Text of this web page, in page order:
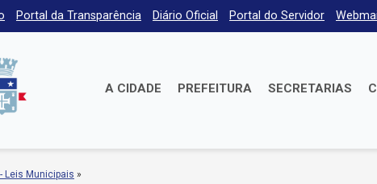
Portal da Transparência Diário Oficial Portal do Servidor Webmail
A CIDADE PREFEITURA SECRETARIAS
Leis Municipais »